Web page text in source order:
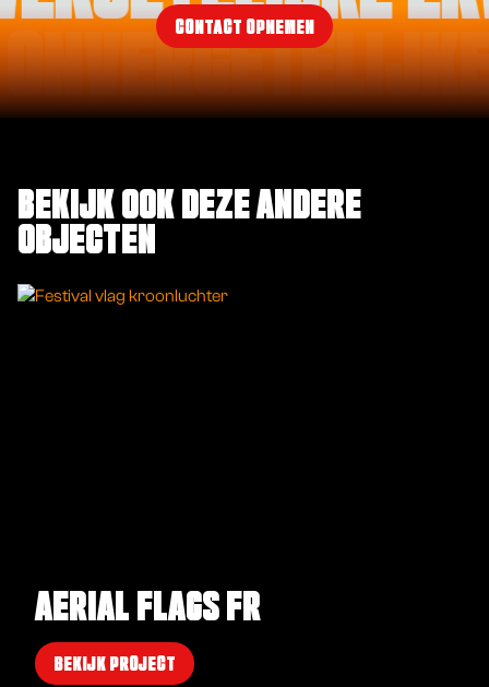
CONTACT OPNEMEN
BEKIJK OOK DEZE ANDERE
OBJECTEN
AERIAL FLAGS FR
BEKIJK PROJECT